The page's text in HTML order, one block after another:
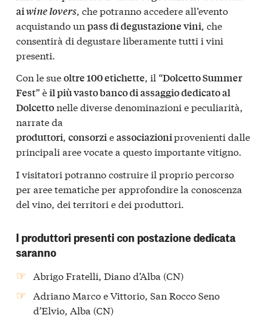
aiwine lovers , che potranno accedere all’evento
acquistando un pass di degustazione vini , che
consentirà di degustare liberamente tutti i vini
presenti.
Con le sueoltre 100 etichette, il “Dolcetto Summer
Fest” èil più vasto banco di assaggio dedicato al
Dolcettonelle diverse denominazioni e peculiarità,
narrate da
produttori, consorzieassociazioniprovenienti dalle
principali aree vocate a questo importante vitigno.
I visitatori potranno costruire il proprio percorso
per aree tematiche per approfondire la conoscenza
del vino, dei territori e dei produttori.
I produttori presenti con postazione dedicata
saranno
Abrigo Fratelli, Diano d’Alba (CN)
Adriano Marco e Vittorio, San Rocco Seno
d’Elvio, Alba (CN)